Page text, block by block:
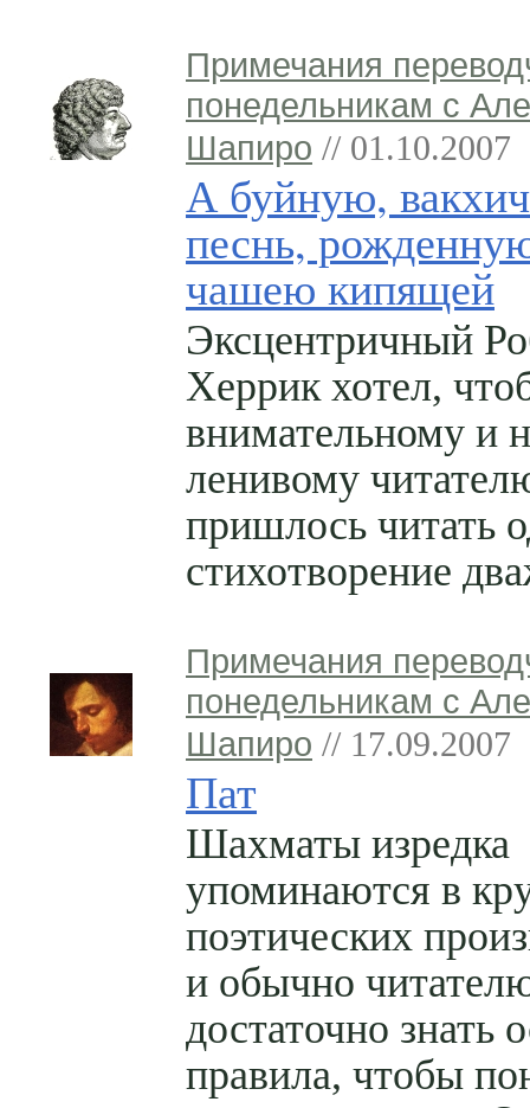
Примечания
понедельникам с
Шапиро // 01.10.2007
А буйную,
песнь,
чашею кипящей
Эксцентричный
Херрик хотел,
внимательному и
ленивому
пришлось читать
стихотворение
Примечания
понедельникам с
Шапиро // 17.09.2007
Пат
Шахматы изредка
упоминаются в
поэтических
и обычно
достаточно знать
правила, чтобы